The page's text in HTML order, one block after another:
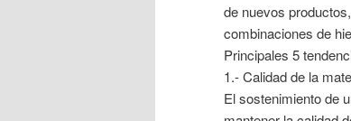
de nuevos
combinaciones de
Principales 5
1.- Calidad de la
El sostenimiento de